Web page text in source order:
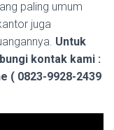
paling umum
juga
Untuk
kontak kami :
( 0823-9928-2439